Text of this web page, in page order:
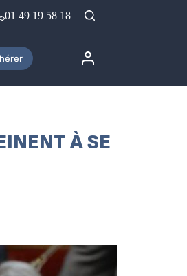
01 49 19 58 18
À SE